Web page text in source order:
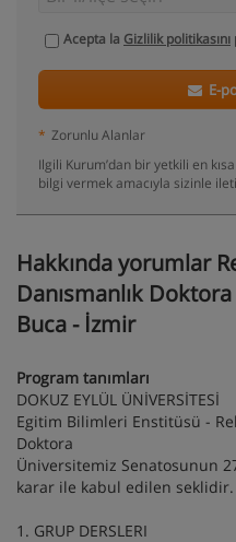
Acepta la Gizlilik politikasını
E-
* Zorunlu Alanlar
Ilgili Kurum’dan bir yetkili en
bilgi vermek amacıyla sizinle
Hakkında yorumlar
Danısmanlık
Buca - İzmir
Program tanımları
DOKUZ EYLÜL ÜNİVERSİTESİ
Egitim Bilimleri Enstitüsü -
Doktora
Üniversitemiz Senatosunun
karar ile kabul edilen seklidir.
1. GRUP DERSLERI